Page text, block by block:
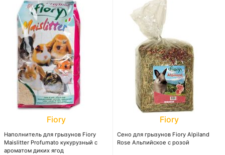
Fiory
Наполнитель для грызунов Fiory
Maislitter Profumato кукурузный с
ароматом диких ягод
Fiory
Сено для грызунов Fiory Alpiland
Rose Альпийское с розой